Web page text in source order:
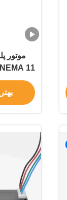
NEMA 11 موتور پله ای کوچک با گیربکس